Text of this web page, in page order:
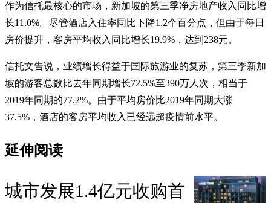
作为信托最核心的市场，新加坡的第三季净房地产收入同比增
长11.0%。尽管酒店入住率同比下降1.2个百分点，但由于每日
房价提升，客房平均收入同比增长19.9%，达到238元。
信托文告说，业绩增长得益于国际旅游业的复苏，第三季新加
坡的游客总数比去年同期增长72.5%至390万人次，相当于
2019年同期的77.2%。由于平均房价比2019年同期大涨
37.5%，酒店的客房平均收入已经远超疫情前水平。
延伸阅读
城市发展1.4亿元收购首